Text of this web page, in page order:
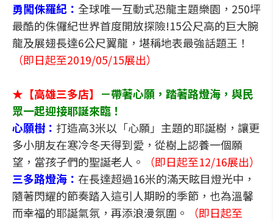
勇闖侏羅紀： 全球唯一互動式恐龍主題樂園，250坪
最酷的侏儸紀世界首度開放探險!15公尺高的巨大腕
龍及展翅長達6公尺翼龍，堪稱地表最強話題王！
（即日起至2019/05/15展出）
★【高雄三多店】 －帶著心願，踏著路燈海，與民
眾一起迎接耶誕來臨！
心願樹： 打造高3米以「心願」主題的耶誕樹，讓更
多小朋友在寒冷冬天得到愛，從樹上認養一個願
望，當孩子們的聖誕老人。
（即日起至12/16展出）
三多路燈海： 在長達超過16米的滿天眩目燈光中，
隨著閃耀的節奏踏入這引人期盼的季節，也為溫馨
而幸福的耶誕氣氛，再添浪漫氛圍。
（即日起至